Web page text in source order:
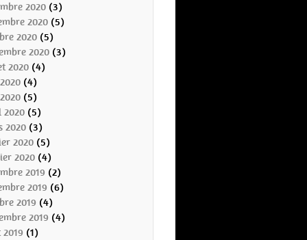
2020 (3)
2020 (5)
2020 (5)
2020 (3)
2020 (4)
(4)
(5)
2020 (5)
2020 (3)
2020 (5)
2020 (4)
2019 (2)
2019 (6)
2019 (4)
2019 (4)
(1)